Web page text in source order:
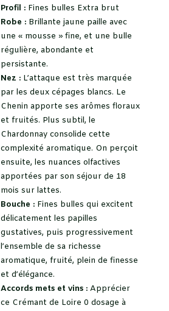
Profil :Fines bulles Extra brut
Robe :Brillante jaune paille avec
une « mousse » fine, et une bulle
régulière, abondante et
persistante.
Nez :L’attaque est très marquée
par les deux cépages blancs. Le
Chenin apporte ses arômes floraux
et fruités. Plus subtil, le
Chardonnay consolide cette
complexité aromatique. On perçoit
ensuite, les nuances olfactives
apportées par son séjour de 18
mois sur lattes.
Bouche :Fines bulles qui excitent
délicatement les papilles
gustatives, puis progressivement
l’ensemble de sa richesse
aromatique, fruité, plein de finesse
et d’élégance.
Accords mets et vins :Apprécier
ce Crémant de Loire 0 dosage à